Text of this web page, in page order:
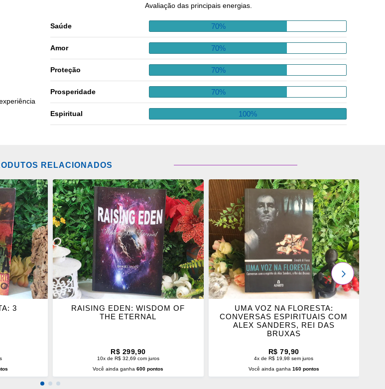
Avaliação das principais energias.
Saúde 70%
Amor 70%
Proteção 70%
Prosperidade 70%
Espiritual 100%
RELACIONADOS
3
ADICIONAR
OS
FAVORITOS
RAISING EDEN: WISDOM OF
THE ETERNAL
R$ 299,90
10x de R$ 32,69 com juros
Você ainda ganha600 pontos
ADICIONAR
OS
FAVORITOS
UMA VOZ NA FLORESTA:
CONVERSAS ESPIRITUAIS COM
ALEX SANDERS, REI DAS
BRUXAS
R$ 79,90
4x de R$ 19,98 sem juros
Você ainda ganha 160 pontos
PRÓXIMO